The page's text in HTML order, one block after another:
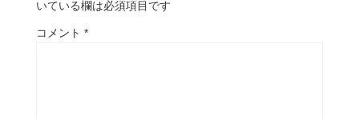
いている欄は必須項目です
コメント *